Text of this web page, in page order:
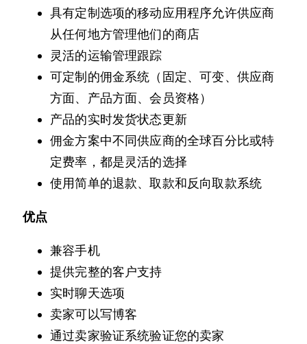
具有定制选项的移动应用程序允许供应商
从任何地方管理他们的商店
灵活的运输管理跟踪
可定制的佣金系统（固定、可变、供应商
方面、产品方面、会员资格）
产品的实时发货状态更新
佣金方案中不同供应商的全球百分比或特
定费率，都是灵活的选择
使用简单的退款、取款和反向取款系统
优点
兼容手机
提供完整的客户支持
实时聊天选项
卖家可以写博客
通过卖家验证系统验证您的卖家